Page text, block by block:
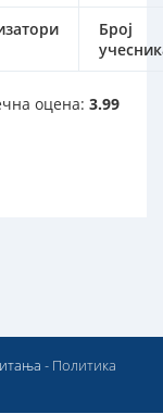
Број
оцена: 3.99
- Политика